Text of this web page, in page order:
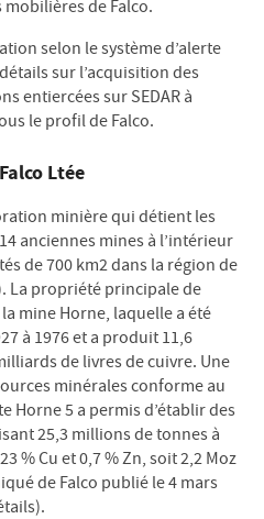
de Falco.
selon le système d’alerte
sur l’acquisition des
entiercées sur SEDAR à
le profil de Falco.
Ltée
minière qui détient les
anciennes mines à l’intérieur
de 700 km2 dans la région de
La propriété principale de
mine Horne, laquelle a été
à 1976 et a produit 11,6
de livres de cuivre. Une
minérales conforme au
Horne 5 a permis d’établir des
25,3 millions de tonnes à
% Cu et 0,7 % Zn, soit 2,2 Moz
de Falco publié le 4 mars